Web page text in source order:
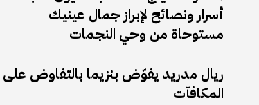
أسرار ونصائح لإبراز جمال عينيك
مستوحاة من وحي النجمات
ريال مدريد يفوّض بنزيما بالتفاوض على
المكافآت